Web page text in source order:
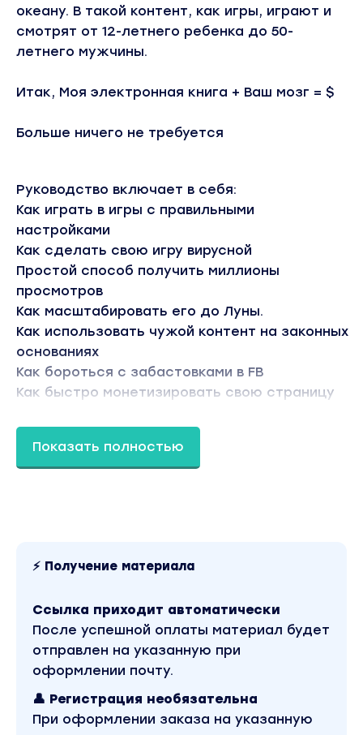
океану. В такой контент, как игры, играют и
смотрят от 12-летнего ребенка до 50-
летнего мужчины.
Итак, Моя электронная книга + Ваш мозг = $
Больше ничего не требуется
Руководство включает в себя:
Как играть в игры с правильными
настройками
Как сделать свою игру вирусной
Простой способ получить миллионы
просмотров
Как масштабировать его до Луны.
Как использовать чужой контент на законных
основаниях
Как бороться с забастовками в FB
Как быстро монетизировать свою страницу
Для реализации Вам не нужно:
• Специальные технические навыки
• Огромная игровая установка
Время трансляции
Вы находитесь на странице товара
«blackhatworld - Простое руководство по
заработку через Facebook Gaming». Это
материал 2022 года. В магазине Coursx.net
данный материал доступен за 149 рублей.
Facebook / Бизнес, менеджмент, продажи /
Схемы заработка». Другие материалы автора
«blackhatworld» можно найти через поиск по
Показать полностью
⚡ Получение материала
Ссылка приходит автоматически
После успешной оплаты материал будет
отправлен на указанную при
оформлении почту.
👤 Регистрация необязательна
При оформлении заказа на указанную